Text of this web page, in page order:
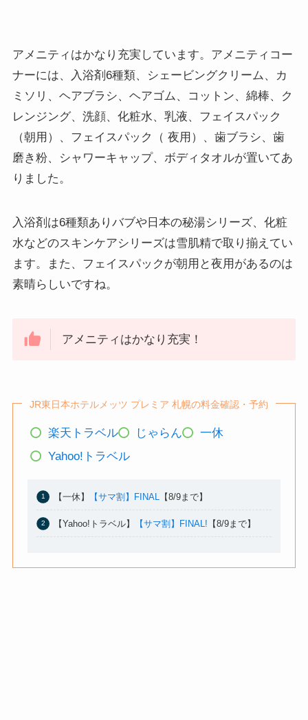
アメニティはかなり充実しています。アメニティコー
ナーには、入浴剤6種類、シェービングクリーム、カ
ミソリ、ヘアブラシ、ヘアゴム、コットン、綿棒、ク
レンジング、洗顔、化粧水、乳液、フェイスパック
（朝用）、フェイスパック（ 夜用）、歯ブラシ、歯
磨き粉、シャワーキャップ、ボディタオルが置いてあ
りました。
入浴剤は6種類ありバブや日本の秘湯シリーズ、化粧
水などのスキンケアシリーズは雪肌精で取り揃えてい
ます。また、フェイスパックが朝用と夜用があるのは
素晴らしいですね。
アメニティはかなり充実！
JR東日本ホテルメッツ プレミア 札幌の料金確認・予約
楽天トラベル じゃらん
一休
Yahoo!トラベル
【一休】 【サマ割】FINAL 【8/9まで】
【Yahoo!トラベル】 【サマ割】FINAL! 【8/9まで】